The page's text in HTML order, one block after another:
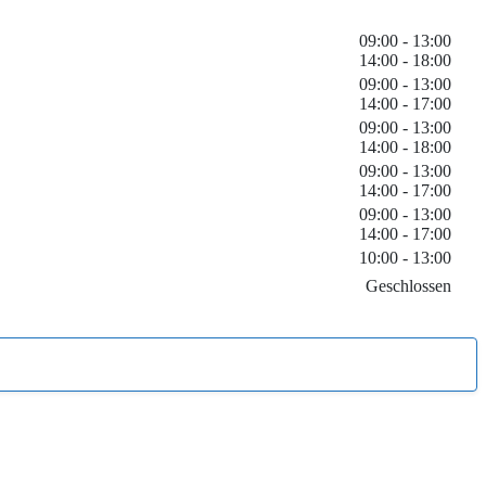
09:00 - 13:00
14:00 - 18:00
09:00 - 13:00
14:00 - 17:00
09:00 - 13:00
14:00 - 18:00
09:00 - 13:00
14:00 - 17:00
09:00 - 13:00
14:00 - 17:00
10:00 - 13:00
Geschlossen